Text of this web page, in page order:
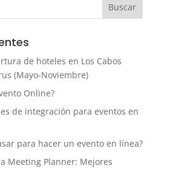
de hoteles en Los Cabos
(Mayo-Noviembre)
Online?
de integración para eventos en
para hacer un evento en línea?
Meeting Planner: Mejores